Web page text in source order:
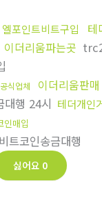
엘포인트비트구입 테
이더리움파는곳
식업체 이더리움판매
대행 24시 테더개인
인매입
비트코인송금대행
싫어요 0